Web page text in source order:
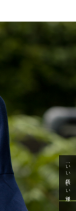
「いい年齢 いい洋服」